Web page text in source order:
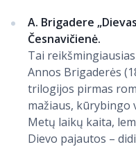
A. Brigadere
Česnavičienė.
Tai
Annos Brigaderės
trilogijos pirmas
mažiaus, kūrybingo
Metų laikų kaita,
Dievo pajautos –